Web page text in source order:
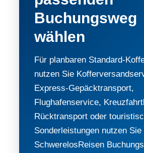
Buchungsweg
wählen
Für planbaren Standard-
nutzen Sie
Express-Gepäcktransport,
Flughafenservice,
Rücktransport oder
Sonderleistungen nutzen Sie
SchwerelosReisen